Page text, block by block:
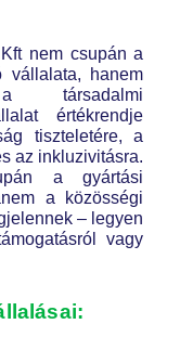
nem csupán a
vállalata, hanem
társadalmi
értékrendje
tiszteletére, a
az inkluzivitásra.
a gyártási
a közösségi
– legyen
vagy